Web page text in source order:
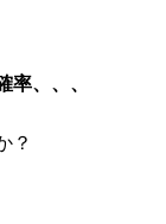
率、、、
？